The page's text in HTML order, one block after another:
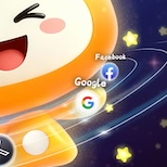
速器
器 速鹰666